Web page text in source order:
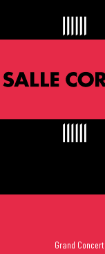
Grand Concert